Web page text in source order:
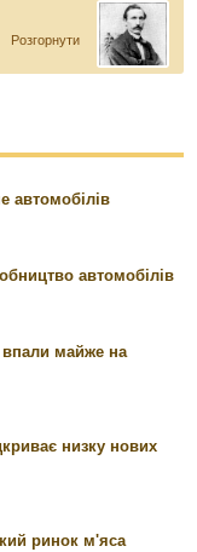
Розгорнути
автомобілів
автомобілів
впали майже на
низку нових
ринок м'яса